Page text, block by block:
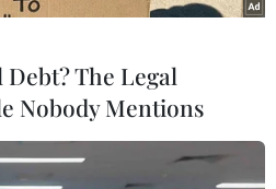
The Legal
Nobody Mentions